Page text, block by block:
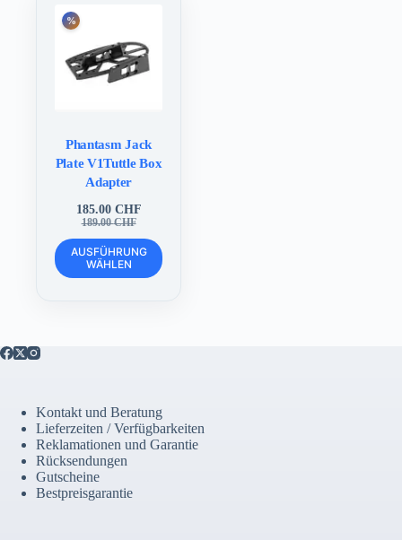
Phantasm Jack
Plate V1Tuttle Box
Adapter
189.00CHF
Ursprünglicher
Preis
war:
189.00 CHF
185.00 CHF
Aktueller
Preis
ist:
185.00 CHF.
AUSFÜHRUNG
WÄHLEN
Dieses
Produkt
weist
der
Produktseite
gewählt
werden
Kontakt und Beratung
Lieferzeiten / Verfügbarkeiten
Reklamationen und Garantie
Rücksendungen
Gutscheine
Bestpreisgarantie